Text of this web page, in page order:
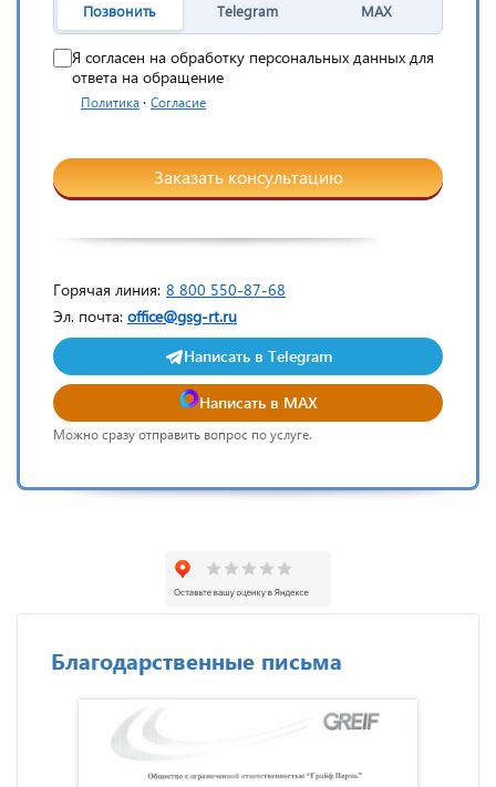
Позвонить Telegram MAX
Я согласен на обработку персональных данных для
ответа на обращение
Политика · Согласие
Заказать консультацию
Горячая линия: 8 800 550-87-68
Эл. почта: office@gsg-rt.ru
Написать в Telegram
Написать в MAX
Можно сразу отправить вопрос по услуге.
Благодарственные письма